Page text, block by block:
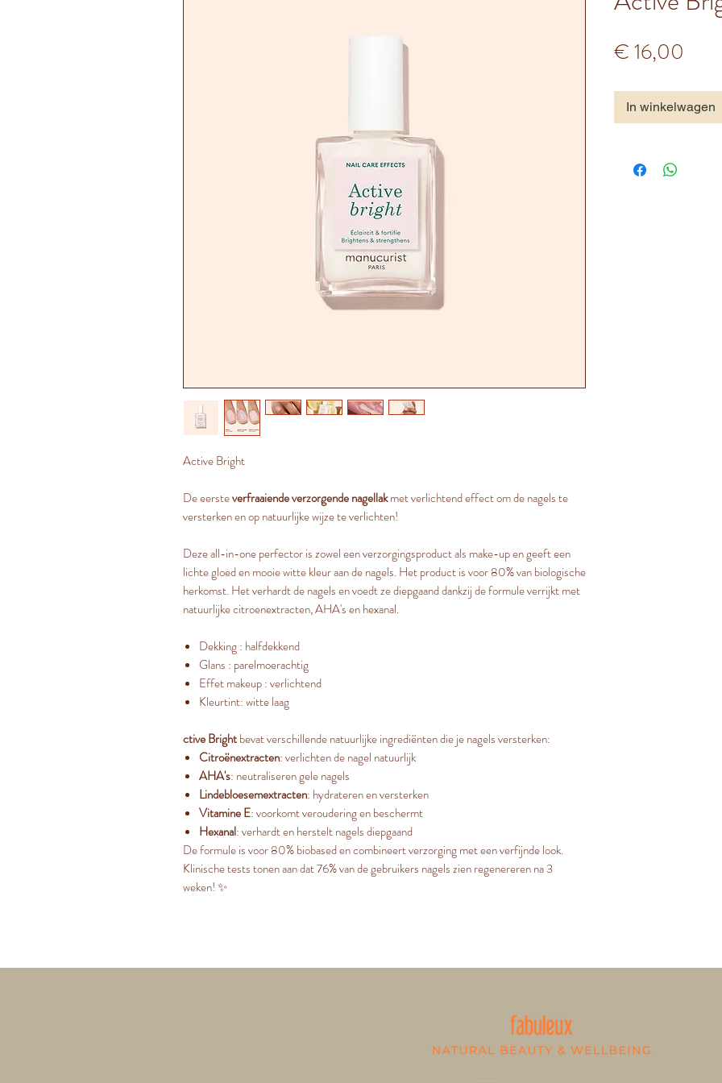
Active Bright
De eersteverfraaiende verzorgende nagellakmet verlichtend effect om de nagels te
versterken en op natuurlijke wijze te verlichten!
Deze all-in-one perfector is zowel een verzorgingsproduct als make-up en geeft een
lichte gloed en mooie witte kleur aan de nagels. Het product is voor 80% van biologische
herkomst. Het verhardt de nagels en voedt ze diepgaand dankzij de formule verrijkt met
natuurlijke citroenextracten, AHA's en hexanal.
Dekking : halfdekkend
Glans : parelmoerachtig
Effet makeup : verlichtend
Kleurtint: witte laag
ctive Brightbevat verschillende natuurlijke ingrediënten die je nagels versterken:
Citroënextracten: verlichten de nagel natuurlijk
AHA's: neutraliseren gele nagels
Lindebloesemextracten: hydrateren en versterken
Vitamine E: voorkomt veroudering en beschermt
Hexanal: verhardt en herstelt nagels diepgaand
De formule is voor 80% biobased en combineert verzorging met een verfijnde look.
Klinische tests tonen aan dat 76% van de gebruikers nagels zien regenereren na 3
weken! ✨
€ 16,00
In winkelwagen